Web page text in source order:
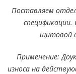
Поставляем
щитовой
Применение:
износа на